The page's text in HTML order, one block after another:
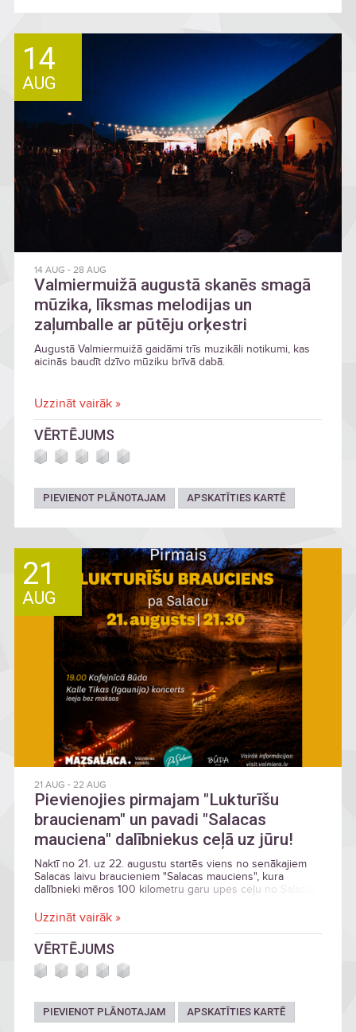
14
AUG
14 AUG - 28 AUG
Valmiermuižā augustā skanēs smagā
mūzika, līksmas melodijas un
zaļumballe ar pūtēju orķestri
Augustā Valmiermuižā gaidāmi trīs muzikāli notikumi, kas
aicinās baudīt dzīvo mūziku brīvā dabā.
Uzzināt vairāk »
VĒRTĒJUMS
PIEVIENOT PLĀNOTAJAM APSKATĪTIES KARTĒ
21
AUG
21 AUG - 22 AUG
Pievienojies pirmajam "Lukturīšu
braucienam" un pavadi "Salacas
mauciena" dalībniekus ceļā uz jūru!
Naktī no 21. uz 22. augustu startēs viens no senākajiem
Salacas laivu braucieniem "Salacas mauciens", kura
dalībnieki mēros 100 kilometru garu upes ceļu no Salacas
līcī.
Uzzināt vairāk »
VĒRTĒJUMS
PIEVIENOT PLĀNOTAJAM APSKATĪTIES KARTĒ